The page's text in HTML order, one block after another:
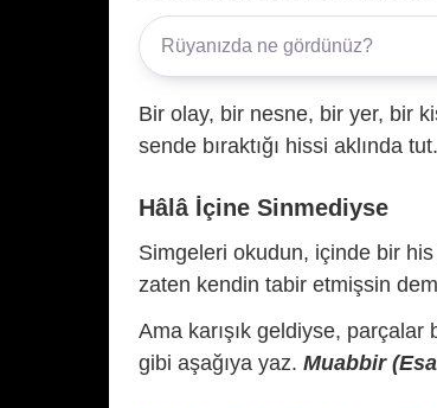
Bir olay, bir nesne, bir yer, bir
sende bıraktığı hissi aklında tut.
Hâlâ İçine Sinmediyse
Simgeleri okudun, içinde bir
zaten kendin tabir etmişsin
Ama karışık geldiyse,
gibi aşağıya yaz. Muabbir